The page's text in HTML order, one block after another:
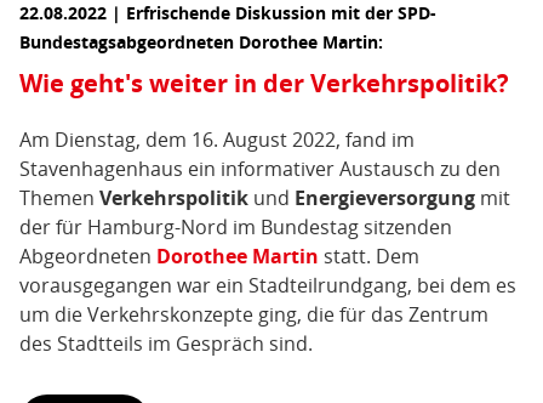
22.08.2022 | Erfrischende Diskussion mit der SPD-
Bundestagsabgeordneten Dorothee Martin:
Wie geht's weiter in der Verkehrspolitik?
Am Dienstag, dem 16. August 2022, fand im
Stavenhagenhaus ein informativer Austausch zu den
Themen Verkehrspolitik und Energieversorgung mit
der für Hamburg-Nord im Bundestag sitzenden
Abgeordneten Dorothee Martin statt. Dem
vorausgegangen war ein Stadteilrundgang, bei dem es
um die Verkehrskonzepte ging, die für das Zentrum
des Stadtteils im Gespräch sind.